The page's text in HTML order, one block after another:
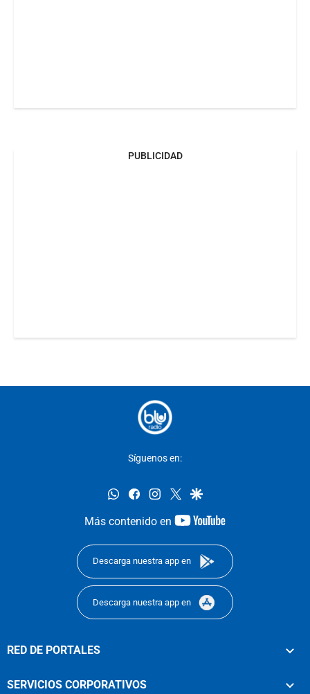
PUBLICIDAD
Síguenos en:
whatsappfacebookinstagram
twittergoogle
Más contenido en
youtube-
Descarga nuestra app en
Descarga nuestra app en
RED DE PORTALES
SERVICIOS CORPORATIVOS